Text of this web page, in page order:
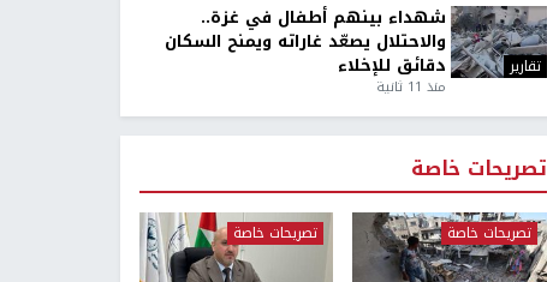
تقارير
شهداء بينهم أطفال في غزة..
والاحتلال يصعّد غاراته ويمنح السكان
دقائق للإخلاء
منذ 11 ثانية
تصريحات خاصة
تصريحات خاصة تصريحات خاصة